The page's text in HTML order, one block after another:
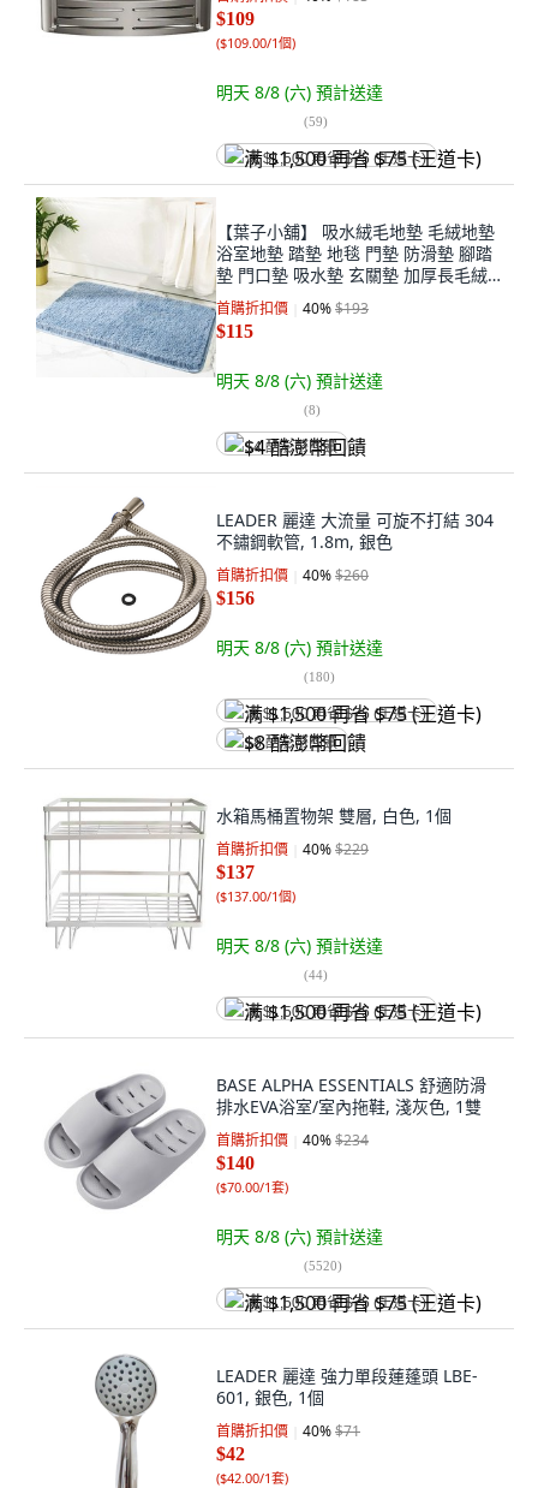
$109
($109.00/1個)
明天 8/8 (六) 預計送達
(59)
满 $1,500 再省 $75 (王道卡)
【葉子小舖】 吸水絨毛地墊 毛絨地墊
浴室地墊 踏墊 地毯 門墊 防滑墊 腳踏
墊 門口墊 吸水墊 玄關墊 加厚長毛絨|
【深海藍】, 深海藍
首購折扣價 40%$193
$115
明天 8/8 (六) 預計送達
(8)
$4 酷澎幣回饋
LEADER 麗達 大流量 可旋不打結 304
不鏽鋼軟管, 1.8m, 銀色
首購折扣價 40%$260
$156
明天 8/8 (六) 預計送達
(180)
满 $1,500 再省 $75 (王道卡)
$8 酷澎幣回饋
水箱馬桶置物架 雙層, 白色, 1個
首購折扣價 40%$229
$137
($137.00/1個)
明天 8/8 (六) 預計送達
(44)
满 $1,500 再省 $75 (王道卡)
BASE ALPHA ESSENTIALS 舒適防滑
排水EVA浴室/室內拖鞋, 淺灰色, 1雙
首購折扣價 40%$234
$140
($70.00/1套)
明天 8/8 (六) 預計送達
(5520)
满 $1,500 再省 $75 (王道卡)
LEADER 麗達 強力單段蓮蓬頭 LBE-
601, 銀色, 1個
首購折扣價 40%$71
$42
($42.00/1套)